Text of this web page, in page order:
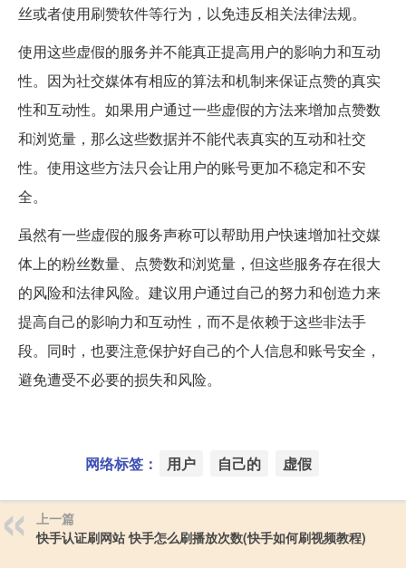
丝或者使用刷赞软件等行为，以免违反相关法律法规。
使用这些虚假的服务并不能真正提高用户的影响力和互动
性。因为社交媒体有相应的算法和机制来保证点赞的真实
性和互动性。如果用户通过一些虚假的方法来增加点赞数
和浏览量，那么这些数据并不能代表真实的互动和社交
性。使用这些方法只会让用户的账号更加不稳定和不安
全。
虽然有一些虚假的服务声称可以帮助用户快速增加社交媒
体上的粉丝数量、点赞数和浏览量，但这些服务存在很大
的风险和法律风险。建议用户通过自己的努力和创造力来
提高自己的影响力和互动性，而不是依赖于这些非法手
段。同时，也要注意保护好自己的个人信息和账号安全，
避免遭受不必要的损失和风险。
网络标签： 用户 自己的 虚假
上一篇
快手认证刷网站 快手怎么刷播放次数(快手如何刷视频教程)